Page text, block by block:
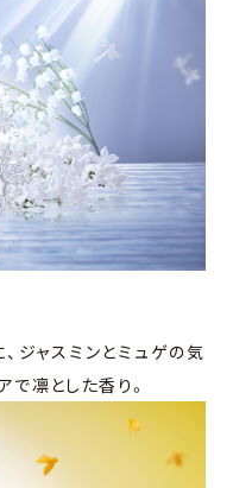
ジャスミンとミュゲの気
で凛とした香り。